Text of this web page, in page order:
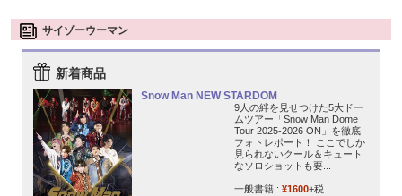
サイゾーウーマン
新着商品
Snow Man NEW STARDOM
9人の絆を見せつけた5大ドー
ムツアー「Snow Man Dome
Tour 2025-2026 ON」を徹底
フォトレポート！ ここでしか
見られないクール＆キュート
なソロショットも要...
一般書籍 : ¥1600+税